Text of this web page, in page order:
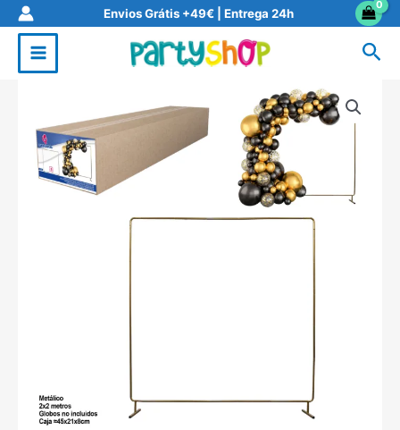
Skip
content
Envios Grátis +49€ | Entrega 24h